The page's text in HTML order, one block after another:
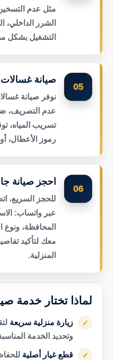
مثل عدم
الشرر الداخلي،
التشغيل بشكل
05
صيانة
نوفر صيانة
عدم التصريف،
تسريب المياه،
رموز الأعطال،
06
احجز صيانة
للحجز السريع،
عبر واتساب:
المحافظة، ونوع
معك لتأكيد
المنزلية.
لماذا تختار خدمة
✓ زيارة منزلية سريعة
وتحديد الخدمة
✓ قطع غيار أصلية